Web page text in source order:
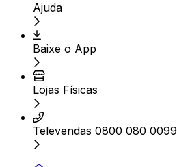
Ajuda
Baixe o App
Lojas Físicas
Televendas 0800 080 0099